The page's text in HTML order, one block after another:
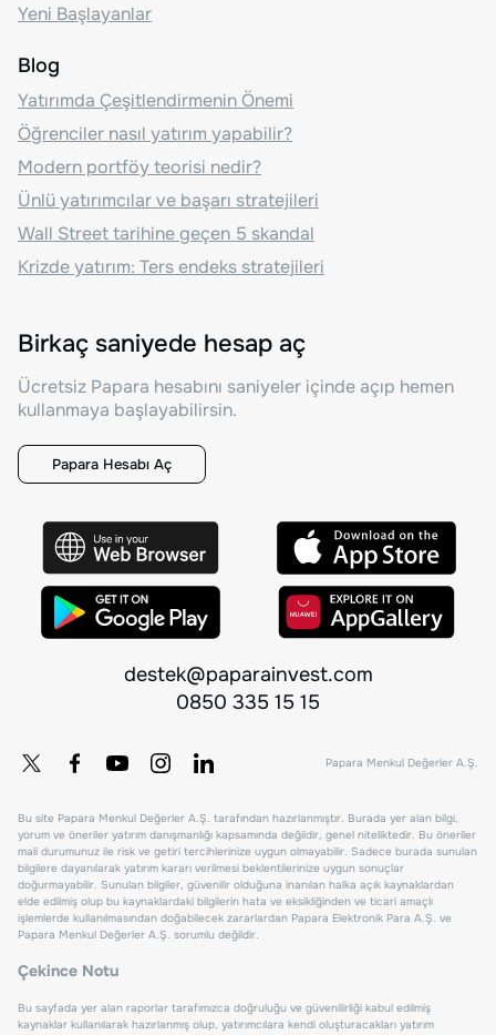
Yeni Başlayanlar
Blog
Yatırımda Çeşitlendirmenin Önemi
Öğrenciler nasıl yatırım yapabilir?
Modern portföy teorisi nedir?
Ünlü yatırımcılar ve başarı stratejileri
Wall Street tarihine geçen 5 skandal
Krizde yatırım: Ters endeks stratejileri
Birkaç saniyede hesap aç
Ücretsiz Papara hesabını saniyeler içinde açıp hemen
kullanmaya başlayabilirsin.
Papara Hesabı Aç
destek@paparainvest.com
0850 335 15 15
Papara Menkul Değerler A.Ş.
Bu site Papara Menkul Değerler A.Ş. tarafından hazırlanmıştır. Burada yer alan bilgi,
yorum ve öneriler yatırım danışmanlığı kapsamında değildir, genel niteliktedir. Bu öneriler
mali durumunuz ile risk ve getiri tercihlerinize uygun olmayabilir. Sadece burada sunulan
bilgilere dayanılarak yatırım kararı verilmesi beklentilerinize uygun sonuçlar
doğurmayabilir. Sunulan bilgiler, güvenilir olduğuna inanılan halka açık kaynaklardan
elde edilmiş olup bu kaynaklardaki bilgilerin hata ve eksikliğinden ve ticari amaçlı
işlemlerde kullanılmasından doğabilecek zararlardan Papara Elektronik Para A.Ş. ve
Papara Menkul Değerler A.Ş. sorumlu değildir.
Çekince Notu
Bu sayfada yer alan raporlar tarafımızca doğruluğu ve güvenilirliği kabul edilmiş
kaynaklar kullanılarak hazırlanmış olup, yatırımcılara kendi oluşturacakları yatırım